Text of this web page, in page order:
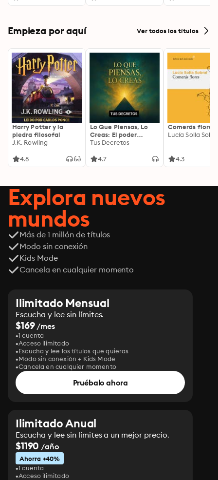
Empieza por aquí Ver todos los títulos
Harry Potter y la
piedra filosofal
J.K. Rowling
4.8
Lo Que Piensas, Lo
Creas: El poder
invisible de tus
tu energía para
Tus Decretos
4.7
Comerás flores
Lucía Solla
4.3
Explora nuevos
mundos
Más de 1 millón de títulos
Modo sin conexión
Kids Mode
Cancela en cualquier momento
Ilimitado Mensual
Escucha y lee sin límites.
$169/mes
1 cuenta
Acceso ilimitado
Escucha y lee los títulos que quieras
Modo sin conexión + Kids Mode
Cancela en cualquier momento
Pruébalo ahora
Ilimitado Anual
Escucha y lee sin límites a un mejor precio.
$1190 /año
Ahorra +40%
1 cuenta
Acceso ilimitado